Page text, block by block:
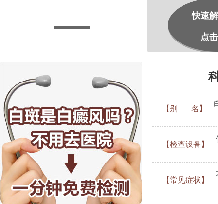
快速
点
【别 名】
【检查设备】
【常见症状】